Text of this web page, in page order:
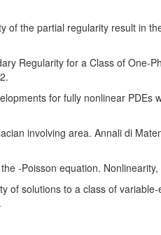
of the partial regularity result in
Regularity for a Class of One-
for fully nonlinear PDEs
involving area. Annali di
-Poisson equation.
of solutions to a class of